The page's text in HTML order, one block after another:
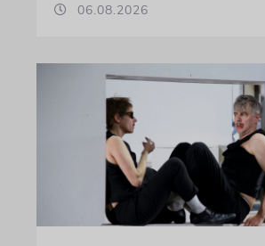
06.08.2026